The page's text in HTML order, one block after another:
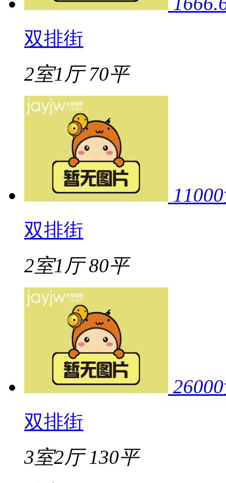
双排街
2室1厅 70平
11000
双排街
2室1厅 80平
26000
双排街
3室2厅 130平